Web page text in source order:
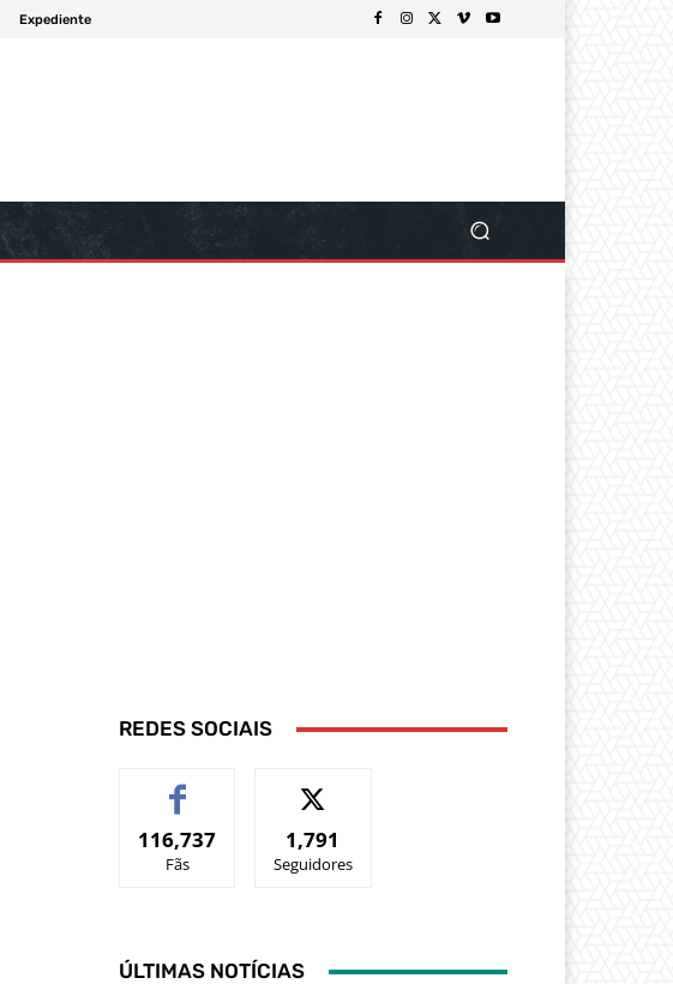
Expediente
REDES SOCIAIS
116,737
Fãs
1,791
Seguidores
ÚLTIMAS NOTÍCIAS